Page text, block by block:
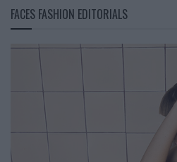
FACES FASHION EDITORIALS